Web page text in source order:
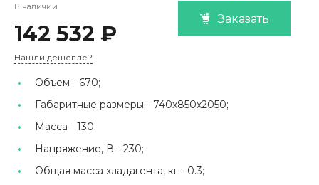
В наличии
142 532 ₽
Заказать
Нашли дешевле?
Объем - 670;
Габаритные размеры - 740х850х2050;
Масса - 130;
Напряжение, В - 230;
Общая масса хладагента, кг - 0.3;